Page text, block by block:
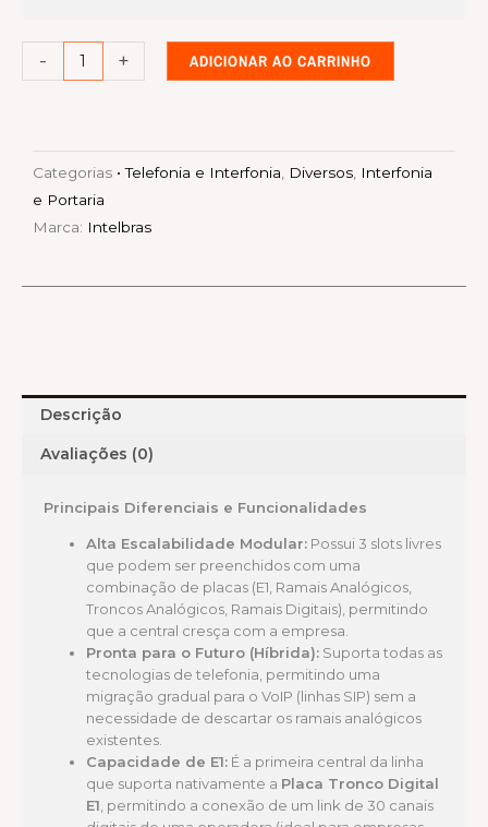
- + ADICIONAR AO CARRINHO
Categorias • Telefonia e Interfonia Diversos Interfonia
e Portaria
Marca: Intelbras
Descrição
Avaliações (0)
Principais Diferenciais e Funcionalidades
Alta Escalabilidade Modular: Possui 3 slots livres
que podem ser preenchidos com uma
combinação de placas (E1, Ramais Analógicos,
Troncos Analógicos, Ramais Digitais), permitindo
que a central cresça com a empresa.
Pronta para o Futuro (Híbrida): Suporta todas as
tecnologias de telefonia, permitindo uma
migração gradual para o VoIP (linhas SIP) sem a
necessidade de descartar os ramais analógicos
existentes.
Capacidade de E1: É a primeira central da linha
que suporta nativamente a Placa Tronco Digital
E1 , permitindo a conexão de um link de 30 canais